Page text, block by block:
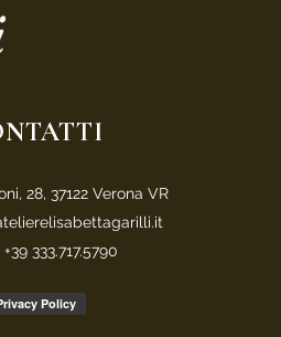
28, 37122 Verona VR
333.717.5790